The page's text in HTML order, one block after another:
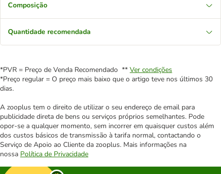
Composição
Quantidade recomendada
*PVR = Preço de Venda Recomendado ** Ver condições
*Preço regular = O preço mais baixo que o artigo teve nos últimos 30
dias.
A zooplus tem o direito de utilizar o seu endereço de email para
publicidade direta de bens ou serviços próprios semelhantes. Pode
opor-se a qualquer momento, sem incorrer em quaisquer custos além
dos custos básicos de transmissão à tarifa normal, contactando o
Serviço de Apoio ao Cliente da zooplus. Mais informações na
nossa Política de Privacidade